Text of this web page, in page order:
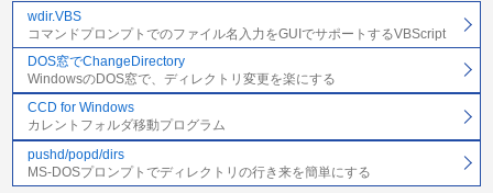
wdir.VBS
コマンドプロンプトでのファイル名入力をGUIでサポートするVBScript
DOS窓でChangeDirectory
WindowsのDOS窓で、ディレクトリ変更を楽にする
CCD for Windows
カレントフォルダ移動プログラム
pushd/popd/dirs
MS-DOSプロンプトでディレクトリの行き来を簡単にする